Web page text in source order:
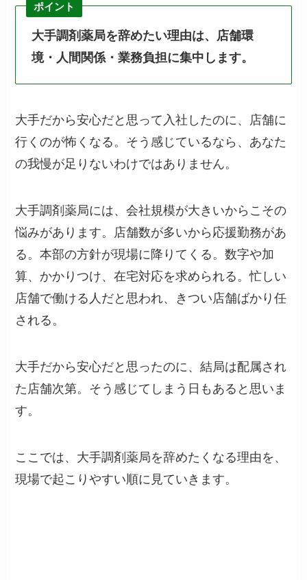
ポイント
大手調剤薬局を辞めたい理由は、店舗環
境・人間関係・業務負担に集中します。
大手だから安心だと思って入社したのに、店舗に
行くのが怖くなる。そう感じているなら、あなた
の我慢が足りないわけではありません。
大手調剤薬局には、会社規模が大きいからこその
悩みがあります。店舗数が多いから応援勤務があ
る。本部の方針が現場に降りてくる。数字や加
算、かかりつけ、在宅対応を求められる。忙しい
店舗で働ける人だと思われ、きつい店舗ばかり任
される。
大手だから安心だと思ったのに、結局は配属され
た店舗次第。そう感じてしまう日もあると思いま
す。
ここでは、大手調剤薬局を辞めたくなる理由を、
現場で起こりやすい順に見ていきます。